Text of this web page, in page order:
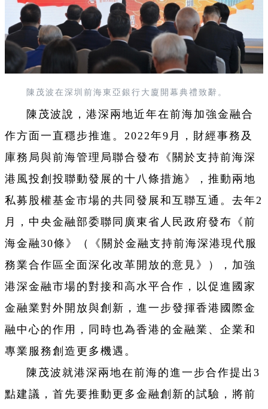
陳茂波在深圳前海東亞銀行大廈開幕典禮致辭。
陳茂波說，港深兩地近年在前海加強金融合
作方面一直穩步推進。2022年9月，財經事務及
庫務局與前海管理局聯合發布《關於支持前海深
港風投創投聯動發展的十八條措施》，推動兩地
私募股權基金市場的共同發展和互聯互通。去年2
月，中央金融部委聯同廣東省人民政府發布《前
海金融30條》（《關於金融支持前海深港現代服
務業合作區全面深化改革開放的意見》），加強
港深金融市場的對接和高水平合作，以促進國家
金融業對外開放與創新，進一步發揮香港國際金
融中心的作用，同時也為香港的金融業、企業和
專業服務創造更多機遇。
陳茂波就港深兩地在前海的進一步合作提出3
點建議，首先要推動更多金融創新的試驗，將前